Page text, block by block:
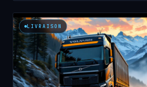
LIVRAISON